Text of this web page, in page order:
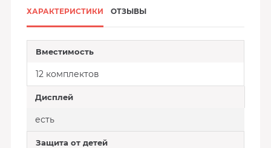
ХАРАКТЕРИСТИКИ ОТЗЫВЫ
Вместимость
12 комплектов
Дисплей
есть
Защита от детей